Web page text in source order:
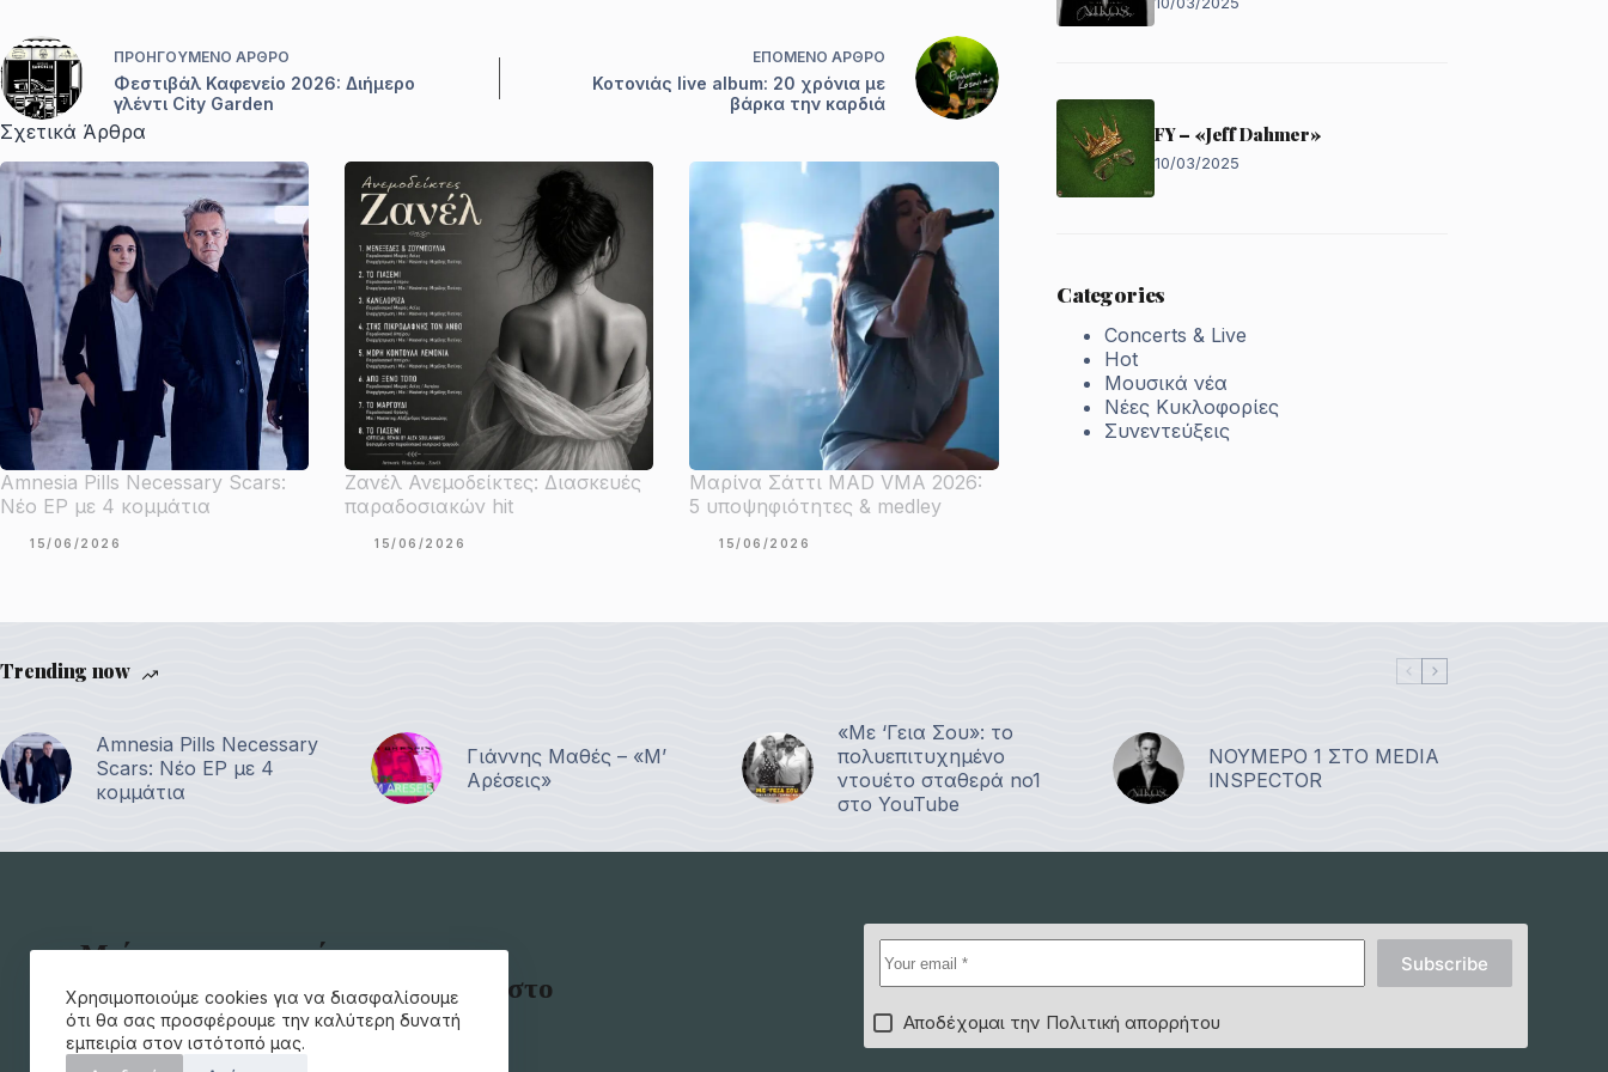
Χρησιμοποιούμε cookies για να διασφαλίσουμε
ότι θα σας προσφέρουμε την καλύτερη δυνατή
εμπειρία στον ιστότοπό μας.
ΠΡΟΗΓΟΎΜΕΝΟ ΆΡΘΡΟ
Φεστιβάλ Καφενείο 2026: Διήμερο
γλέντι City Garden
ΕΠΌΜΕΝΟ ΆΡΘΡΟ
Κοτονιάς live album: 20 χρόνια με
βάρκα την καρδιά
Σχετικά Άρθρα
Amnesia Pills Necessary Scars:
Νέο EP με 4 κομμάτια
15/06/2026
Ζανέλ Ανεμοδείκτες: Διασκευές
παραδοσιακών hit
15/06/2026
Μαρίνα Σάττι MAD VMA 2026:
5 υποψηφιότητες & medley
15/06/2026
FY – «Jeff Dahmer»
10/03/2025
Categories
Concerts & Live
Hot
Μουσικά νέα
Νέες Κυκλοφορίες
Συνεντεύξεις
Trending now
Amnesia Pills Necessary
Scars: Νέο EP με 4
κομμάτια
Γιάννης Μαθές – «Μ’
Αρέσεις»
«Με ‘Γεια Σου»: το
πολυεπιτυχημένο
ντουέτο σταθερά no1
στο YouTube
ΝΟΥΜΕΡΟ 1 ΣΤΟ MEDIA
INSPECTOR
Μείνετε ενημερωμένοι για τα
τελευταία μουσικά νέα απευθείας στο
e-mail σας.
Subscribe
Αποδέχομαι την Πολιτική απορρήτου